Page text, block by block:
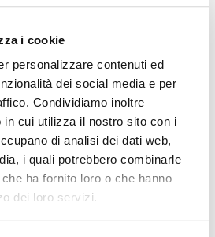
i cookie
personalizzare contenuti ed
dei social media e per
Condividiamo inoltre
in cui utilizza il nostro sito con i
di analisi dei dati web,
i quali potrebbero combinarle
ha fornito loro o che hanno
dei loro servizi.
like to take this
you to join us at
and participate in the
professionalism can
with you, we
can accomplish
wish you a happy